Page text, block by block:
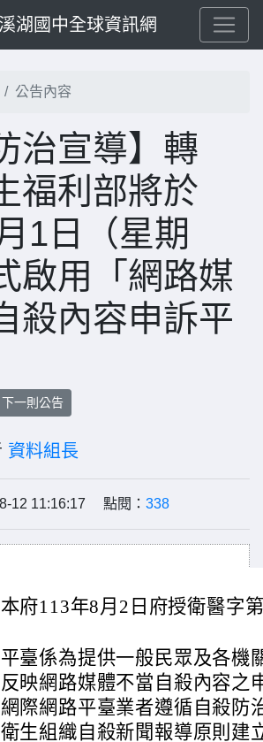
湖國中全球資訊網
公告內容
治宣導】轉
福利部將於
1日（星期
啟用「網路媒
殺內容申訴平
下一則公告
資料組長
12 11:16:17 點閱： 338
府113年8月2日府授衛醫字
臺係為提供一般民眾及各機
映網路媒體不當自殺內容之
際網路平臺業者遵循自殺防
生組織自殺新聞報導原則建